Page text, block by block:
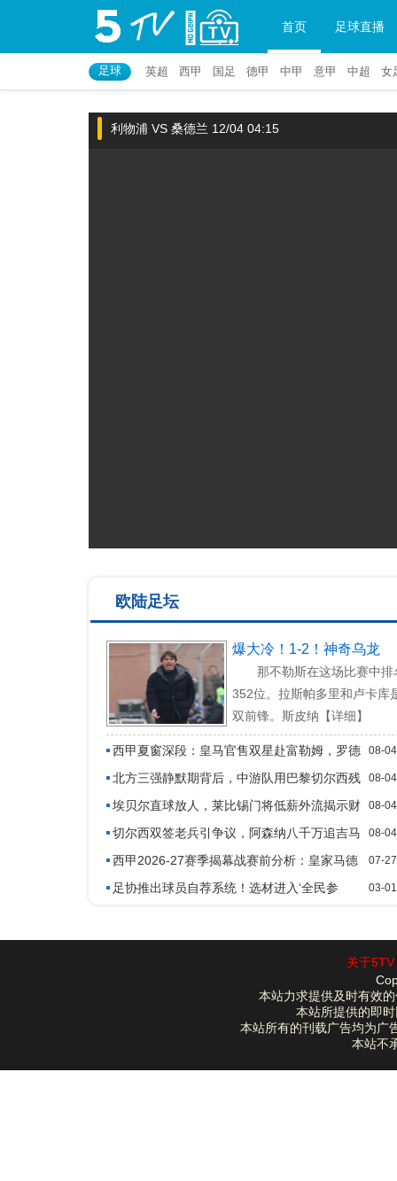
首页 足球直播
足球 英超 西甲 国足 德甲 中甲 意甲 中超 女
利物浦 VS 桑德兰 12/04 04:15
欧陆足坛
爆大冷！1-2！神奇乌龙
那不勒斯在这场比赛中排
352位。拉斯帕多里和卢卡库
双前锋。斯皮纳【详细】
西甲夏窗深段：皇马官售双星赴富勒姆，罗德
里谈判未破局
08-04
北方三强静默期背后，中游队用巴黎切尔西残
渣补墙
08-04
埃贝尔直球放人，莱比锡门将低薪外流揭示财
政新态
08-04
切尔西双签老兵引争议，阿森纳八千万追吉马
良斯进体检
08-04
西甲2026-27赛季揭幕战赛前分析：皇家马德
里 vs 皇家社会
07-27
足协推出球员自荐系统！选材进入‘全民参
03-01
关于5TV
本站力求提供及时有效
本站所提供的即
本站所有的刊载广告均为广
本站不